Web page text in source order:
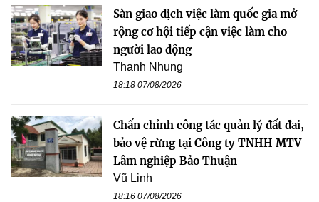
Sàn giao dịch việc làm quốc gia mở
rộng cơ hội tiếp cận việc làm cho
người lao động
Thanh Nhung
18:18 07/08/2026
Chấn chỉnh công tác quản lý đất đai,
bảo vệ rừng tại Công ty TNHH MTV
Lâm nghiệp Bảo Thuận
Vũ Linh
18:16 07/08/2026